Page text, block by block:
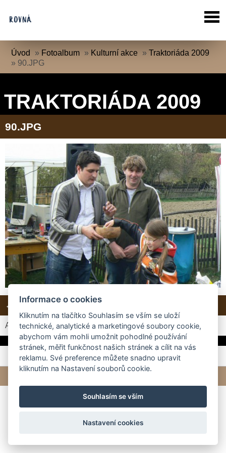
Úvod » Fotoalbum » Kulturní akce »Traktoriáda 2009
» 90.JPG
TRAKTORIÁDA 2009
90.JPG
← Předchozí Další → Zpět do složky
Automatické procházení: 3|4|5|6|7(čas ve vteřinách)
Informace o cookies
Kliknutím na tlačítko Souhlasím se vším se uloží
technické, analytické a marketingové soubory cookie,
abychom vám mohli umožnit pohodlné používání
stránek, měřit funkčnost našich stránek a cílit na vás
reklamu. Své preference můžete snadno upravit
kliknutím na Nastavení souborů cookie.
Souhlasím se vším
Nastavení cookies